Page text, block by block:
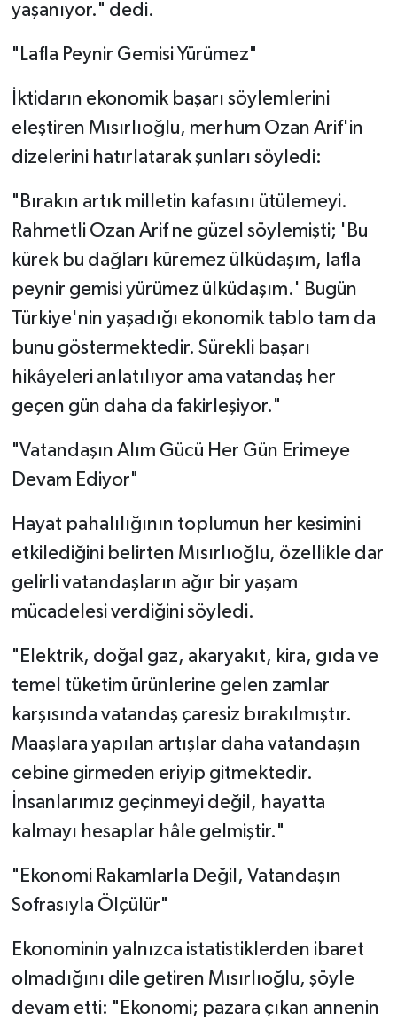
yaşanıyor." dedi.
"Lafla Peynir Gemisi Yürümez"
İktidarın ekonomik başarı söylemlerini
eleştiren Mısırlıoğlu, merhum Ozan Arif'in
dizelerini hatırlatarak şunları söyledi:
"Bırakın artık milletin kafasını ütülemeyi.
Rahmetli Ozan Arif ne güzel söylemişti; 'Bu
kürek bu dağları küremez ülküdaşım, lafla
peynir gemisi yürümez ülküdaşım.' Bugün
Türkiye'nin yaşadığı ekonomik tablo tam da
bunu göstermektedir. Sürekli başarı
hikâyeleri anlatılıyor ama vatandaş her
geçen gün daha da fakirleşiyor."
"Vatandaşın Alım Gücü Her Gün Erimeye
Devam Ediyor"
Hayat pahalılığının toplumun her kesimini
etkilediğini belirten Mısırlıoğlu, özellikle dar
gelirli vatandaşların ağır bir yaşam
mücadelesi verdiğini söyledi.
"Elektrik, doğal gaz, akaryakıt, kira, gıda ve
temel tüketim ürünlerine gelen zamlar
karşısında vatandaş çaresiz bırakılmıştır.
Maaşlara yapılan artışlar daha vatandaşın
cebine girmeden eriyip gitmektedir.
İnsanlarımız geçinmeyi değil, hayatta
kalmayı hesaplar hâle gelmiştir."
"Ekonomi Rakamlarla Değil, Vatandaşın
Sofrasıyla Ölçülür"
Ekonominin yalnızca istatistiklerden ibaret
olmadığını dile getiren Mısırlıoğlu, şöyle
devam etti: "Ekonomi; pazara çıkan annenin